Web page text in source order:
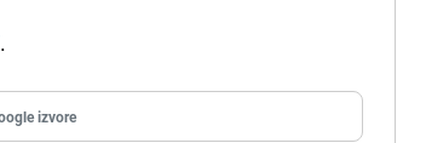
.
izvore